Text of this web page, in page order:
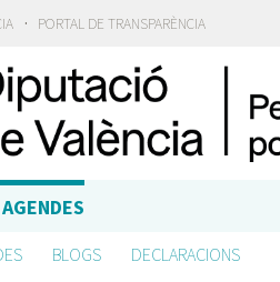
· PORTAL DE TRANSPARÈNCIA
BLOGS DECLARACIONS